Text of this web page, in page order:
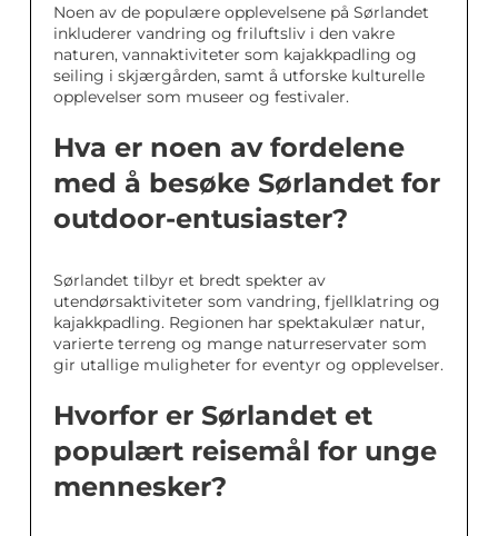
Noen av de populære opplevelsene på Sørlandet
inkluderer vandring og friluftsliv i den vakre
naturen, vannaktiviteter som kajakkpadling og
seiling i skjærgården, samt å utforske kulturelle
opplevelser som museer og festivaler.
Hva er noen av fordelene
med å besøke Sørlandet for
outdoor-entusiaster?
Sørlandet tilbyr et bredt spekter av
utendørsaktiviteter som vandring, fjellklatring og
kajakkpadling. Regionen har spektakulær natur,
varierte terreng og mange naturreservater som
gir utallige muligheter for eventyr og opplevelser.
Hvorfor er Sørlandet et
populært reisemål for unge
mennesker?